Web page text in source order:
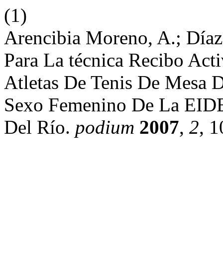
(1)
Arencibia Moreno, A.;
Para La técnica Recibo
Atletas De Tenis De Mesa
Sexo Femenino De La
Del Río. podium 2007, 2,